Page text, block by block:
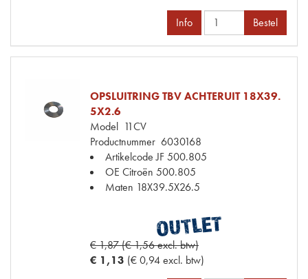
Info Bestel
OPSLUITRING TBV ACHTERUIT 18X39.
5X2.6
Model 11CV
Productnummer 6030168
Artikelcode JF500.805
OE Citroën 500.805
Maten 18X39.5X26.5
€ 1,87 (€ 1,56 excl. btw)
€ 1,13 (€ 0,94 excl. btw)